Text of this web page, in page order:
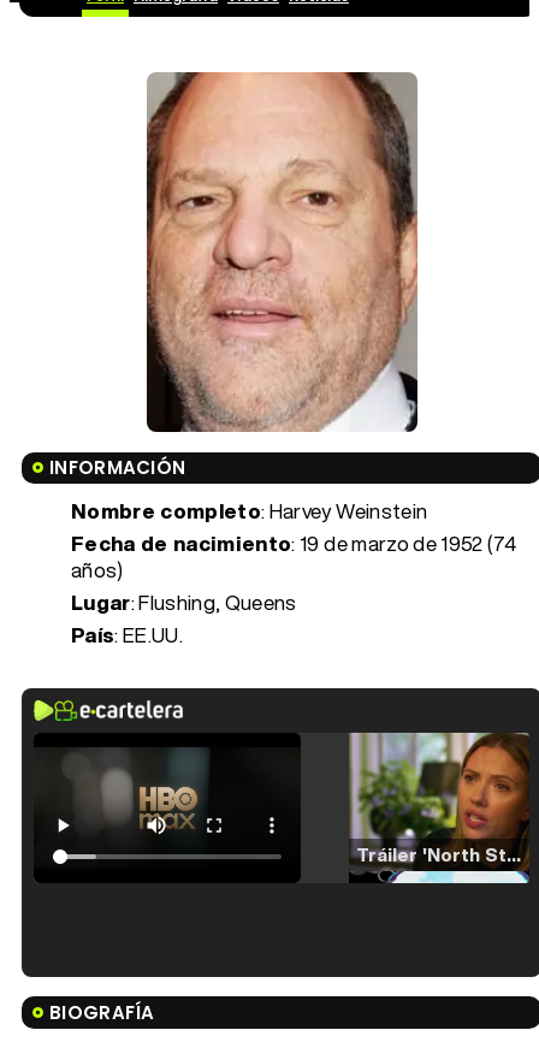
INFORMACIÓN
Nombre completo: Harvey Weinstein
Fecha de nacimiento: 19 de marzo de 1952 (74
años)
Lugar: Flushing, Queens
País: EE.UU.
Tráiler 'North Star' (2023)
Tráiler en español de 'La isla olvidada'
BIOGRAFÍA